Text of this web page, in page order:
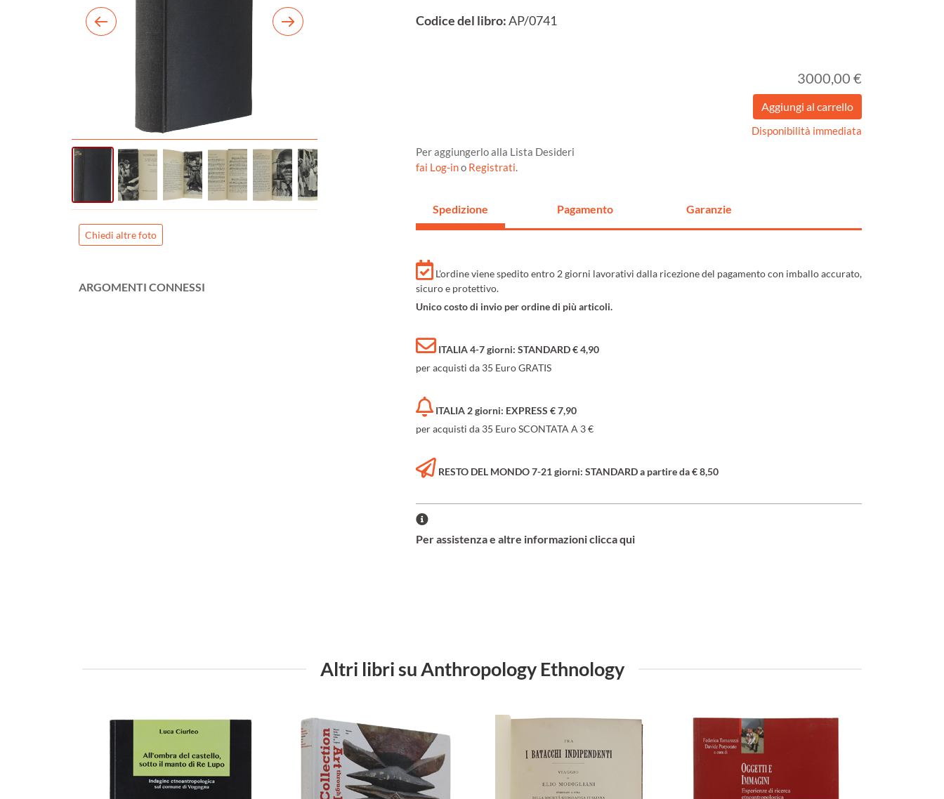
Chiedi altre foto
ARGOMENTI CONNESSI
Codice del libro:AP/0741
3000,00 €
Disponibilità immediata
Per aggiungerlo alla Lista Desideri
fai Log-ino Registrati.
Spedizione Pagamento Garanzie
L'ordine viene spedito entro 2 giorni lavorativi dalla ricezione del pagamento con imballo accurato,
sicuro e protettivo.
Unico costo di invio per ordine di più articoli.
ITALIA 4-7 giorni: STANDARD € 4,90
per acquisti da 35 Euro GRATIS
ITALIA 2 giorni: EXPRESS € 7,90
per acquisti da 35 Euro SCONTATA A 3 €
RESTO DEL MONDO 7-21 giorni: STANDARD a partire da € 8,50
Per assistenza e altre informazioni clicca qui
Altri libri su Anthropology Ethnology